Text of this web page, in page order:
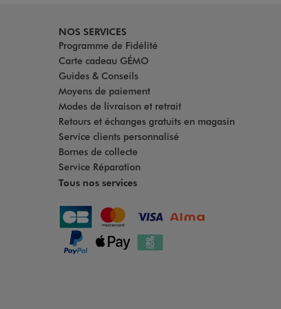
NOS SERVICES
Programme de Fidélité
Carte cadeau GÉMO
Guides & Conseils
Moyens de paiement
Modes de livraison et retrait
Retours et échanges gratuits en magasin
Service clients personnalisé
Bornes de collecte
Service Réparation
Tous nos services